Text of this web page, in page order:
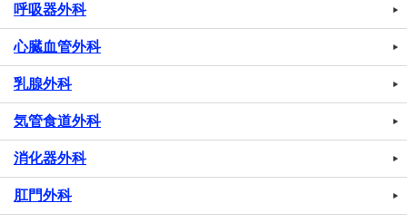
呼吸器外科
心臓血管外科
乳腺外科
気管食道外科
消化器外科
肛門外科